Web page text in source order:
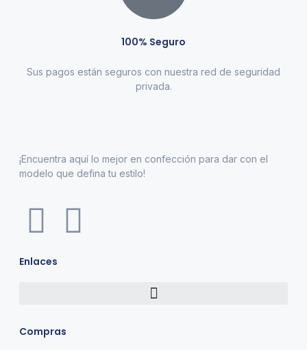
100% Seguro
Sus pagos están seguros con nuestra red de seguridad
privada.
¡Encuentra aquí lo mejor en confección para dar con el
modelo que defina tu estilo!
Enlaces
Compras